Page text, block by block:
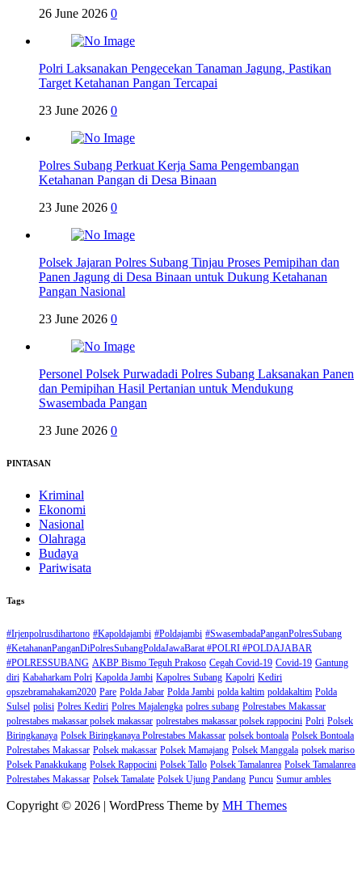
26 June 2026 0
Polri Laksanakan Pengecekan Tanaman Jagung, Pastikan
Target Ketahanan Pangan Tercapai
23 June 2026 0
Polres Subang Perkuat Kerja Sama Pengembangan
Ketahanan Pangan di Desa Binaan
23 June 2026 0
Polsek Jajaran Polres Subang Tinjau Proses Pemipihan dan
Panen Jagung di Desa Binaan untuk Dukung Ketahanan
Pangan Nasional
23 June 2026 0
Personel Polsek Purwadadi Polres Subang Laksanakan Panen
dan Pemipihan Hasil Pertanian untuk Mendukung
Swasembada Pangan
23 June 2026 0
PINTASAN
Kriminal
Ekonomi
Nasional
Olahraga
Budaya
Pariwisata
Tags
#Irjenpolrusdihartono #Kapoldajambi #Poldajambi #SwasembadaPanganPolresSubang
#KetahananPanganDiPolresSubangPoldaJawaBarat #POLRI #POLDAJABAR
#POLRESSUBANG AKBP Bismo Teguh Prakoso Cegah Covid-19 Covid-19 Gantung
diri Kabaharkam Polri Kapolda Jambi Kapolres Subang Kapolri Kediri
opszebramahakam2020 Pare Polda Jabar Polda Jambi polda kaltim poldakaltim Polda
Sulsel polisi Polres Kediri Polres Majalengka polres subang Polrestabes Makassar
polrestabes makassar polsek makassar polrestabes makassar polsek rappocini Polri Polsek
Biringkanaya Polsek Biringkanaya Polrestabes Makassar polsek bontoala Polsek Bontoala
Polrestabes Makassar Polsek makassar Polsek Mamajang Polsek Manggala polsek mariso
Polsek Panakkukang Polsek Rappocini Polsek Tallo Polsek Tamalanrea Polsek Tamalanrea
Polrestabes Makassar Polsek Tamalate Polsek Ujung Pandang Puncu Sumur ambles
Copyright © 2026 | WordPress Theme by MH Themes